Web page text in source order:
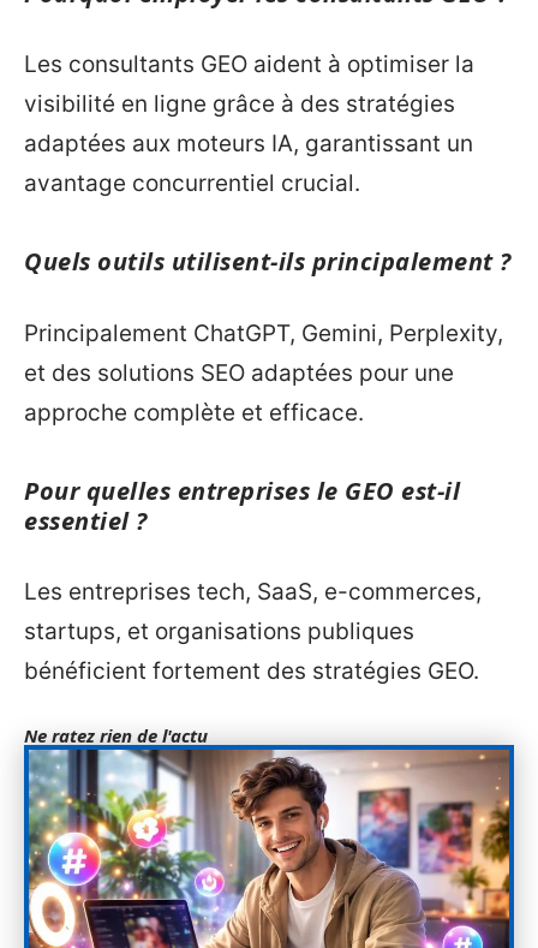
Les consultants GEO aident à optimiser la
visibilité en ligne grâce à des stratégies
adaptées aux moteurs IA, garantissant un
avantage concurrentiel crucial.
Quels outils utilisent-ils principalement ?
Principalement ChatGPT, Gemini, Perplexity,
et des solutions SEO adaptées pour une
approche complète et efficace.
Pour quelles entreprises le GEO est-il
essentiel ?
Les entreprises tech, SaaS, e-commerces,
startups, et organisations publiques
bénéficient fortement des stratégies GEO.
Ne ratez rien de l'actu